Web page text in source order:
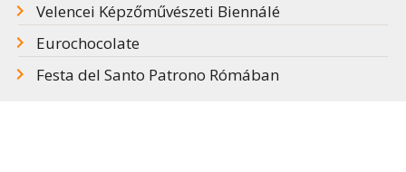
Velencei Képzőművészeti Biennálé
Eurochocolate
Festa del Santo Patrono Rómában